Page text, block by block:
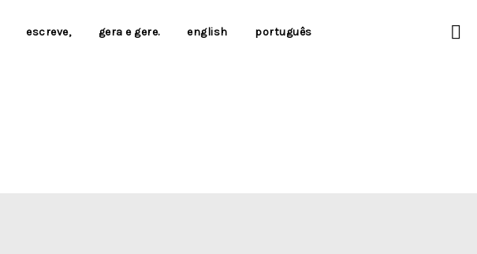
escreve, gera e gere. english português